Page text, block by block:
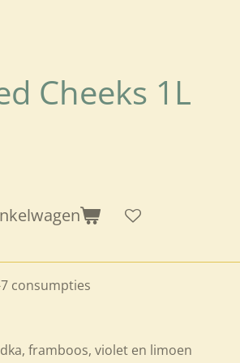
Cheeks 1L
7 consumpties
framboos, violet en limoen